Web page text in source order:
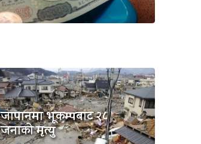
जापानमा भूकम्पबाट २८
जनाको मृत्यु